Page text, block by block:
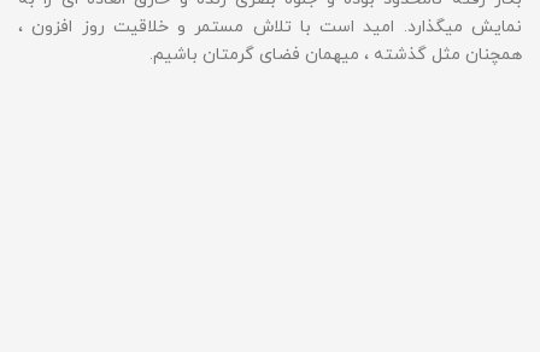
نمایش میگذارد. امید است با تلاش مستمر و خلاقیت روز افزون ،
همچنان مثل گذشته ، میهمان فضای گرمتان باشیم.